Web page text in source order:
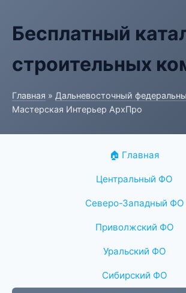
Бесплатный
строительных
Главная » Дальневосточный
Мастерская Интерьер АрхПро
🏠 Главная
Центральный ФО
Северо-Западный ФО
Приволжский ФО
Уральский ФО
Сибирский ФО